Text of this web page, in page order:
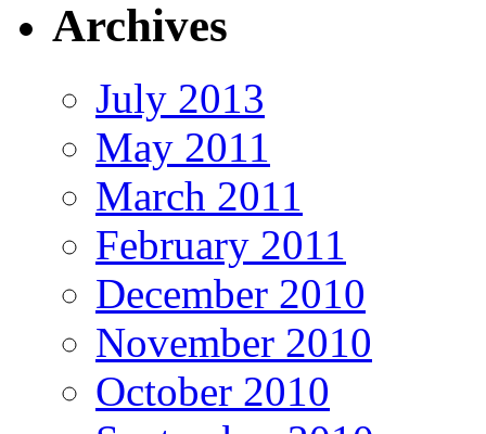
Archives
July 2013
May 2011
March 2011
February 2011
December 2010
November 2010
October 2010